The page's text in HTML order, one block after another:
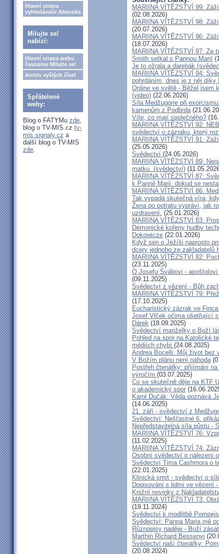
Hlavní strana
vyhledávače Abeceda
Milujte se!
nabízí:
Hlavní strana webu
časopisu Milujte se!
Archiv vyšlých čísel
Spřátelené
weby:
Blog o FATYMu zde,
blog o TV-MIS.cz tv-
mis.signaly.cz a
další blog o TV-MIS
zde.
MARIINA VÍTĚZSTVÍ 99:
(02.08.2026)
MARIINA VÍTĚZSTVÍ 98:
(20.07.2026)
MARIINA VÍTĚZSTVÍ 96:
(18.07.2026)
MARIINA VÍTĚZSTVÍ 97: Ze
Smith setkal s Pannou Marií
Je to ožrala a darebák
MARIINA VÍTĚZSTVÍ 94:
pohrdáním, dnes je z něj
Online ve světě - Běžel jsem
(video) (22.06.2026)
Síla Medžugorje při
kamenům z Podbrda
Víte, co mají společného?
MARIINA VÍTĚZSTVÍ 92:
svědectví o zázraku, který
MARIINA VÍTĚZSTVÍ 91:
(25.05.2026)
Svědectví (24.05.2026)
MARIINA VÍTĚZSTVÍ 89:
matku. (svědectví)
MARIINA VÍTĚZSTVÍ 87:
k Panně Marii, dokud se
MARIINA VÍTĚZSTVÍ 86:
Tak vypadá skutečná víra,
Žena po potratu vypráví, jak
uzdravení. (25.01.2026)
MARIINA VÍTĚZSTVÍ 83:
Démonické kořeny hudby
Dokowicze (22.01.2026)
Když sen o Ježíši naprosto
dcery jednoho ze zakladatelů
MARIINA VÍTĚZSTVÍ 82:
(23.11.2025)
O Josefu Švábovi -
(09.11.2025)
Svědectví z vězení - Bůh
MARIINA VÍTĚZSTVÍ 79:
(17.10.2025)
Eucharistický zázrak ve
Josef Vlček očima ošetřující
Dárek (18.09.2025)
Svědectví manželky o Boží
Pohled na spor na Katolické
médiích chybí (24.08.2025)
Andrea Bocelli: Můj život
V Božím plánu není náhoda
Postřeh čtenářky: přijímání
výročím (03.07.2025)
Co se skutečně děje na KTF
o akademický spor
Karol Dučák: Věda poznává
(14.06.2025)
21. září - svědectví z
Svědectví: Nešťastné 6.
Nepředstavitelná síla půstu -
MARIINA VÍTĚZSTVÍ 76:
(11.02.2025)
MARIINA VÍTĚZSTVÍ 74:
Osobní svědectví o nalezení
Svědectví Tima Cashmora o
(22.01.2025)
Klinická smrt - svědectví o
Dopisování s lidmi ve vězení
Knižní novinky z
MARIINA VÍTĚZSTVÍ 73:
(19.11.2024)
Svědectví k modlitbě
Svědectví: Panna Maria mě
Různopisy naděje - Boží
Marthin Richard Bessenyi
Svědectví naší čtenářky:
(20.08.2024)